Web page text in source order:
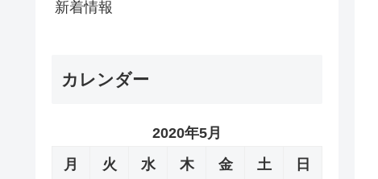
新着情報
カレンダー
2020年5月
月
火 水 木 金 土
日